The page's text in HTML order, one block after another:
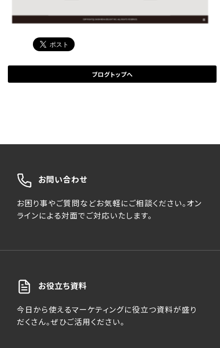
ブログトップへ
お問い合わせ
お困り事やご質問などお気軽にご相談ください。オン
ラインによる対面でご対応いたします。
お役立ち資料
今日から使えるマーケティングに役立つ資料が盛り
だくさん。ぜひご活用ください。